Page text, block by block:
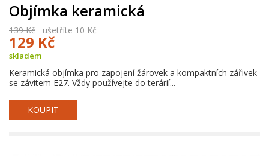
Objímka keramická
139 Kč ušetříte 10 Kč
129 Kč
skladem
Keramická objímka pro zapojení žárovek a kompaktních zářivek
se závitem E27. Vždy používejte do terárií...
KOUPIT